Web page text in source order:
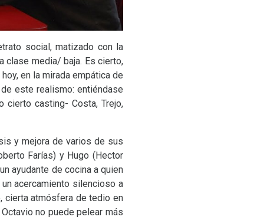
social, matizado con la
clase media/ baja. Es cierto,
en la mirada empática de
este realismo: entiéndase
cierto casting- Costa, Trejo,
y mejora de varios de sus
Farías) y Hugo (Hector
ayudante de cocina a quien
acercamiento silencioso a
cierta atmósfera de tedio en
no puede pelear más